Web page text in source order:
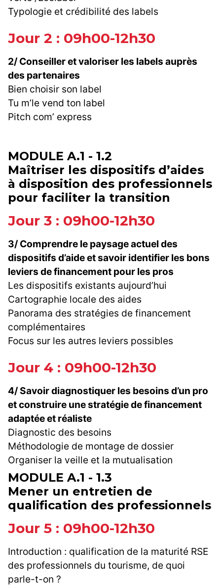
Typologie et crédibilité des labels
Jour 2 : 09h00-12h30
2/ Conseiller et valoriser les labels auprès
des partenaires
Bien choisir son label
Tu m’le vend ton label
Pitch com’ express
MODULE A.1 - 1.2
Maîtriser les dispositifs d’aides
à disposition des professionnels
pour faciliter la transition
Jour 3 : 09h00-12h30
3/ Comprendre le paysage actuel des
dispositifs d’aide et savoir identifier les bons
leviers de financement pour les pros
Les dispositifs existants aujourd’hui
Cartographie locale des aides
Panorama des stratégies de financement
complémentaires
Focus sur les autres leviers possibles
Jour 4 : 09h00-12h30
4/ Savoir diagnostiquer les besoins d’un pro
et construire une stratégie de financement
adaptée et réaliste
Diagnostic des besoins
Méthodologie de montage de dossier
Organiser la veille et la mutualisation
MODULE A.1 - 1.3
Mener un entretien de
qualification des professionnels
Jour 5 : 09h00-12h30
Introduction : qualification de la maturité RSE
des professionnels du tourisme, de quoi
parle-t-on ?